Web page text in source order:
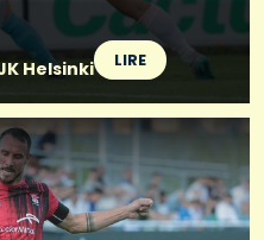
Helsinki
LIRE